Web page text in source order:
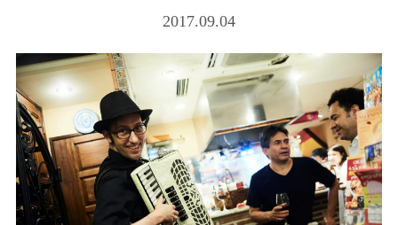
2017.09.04